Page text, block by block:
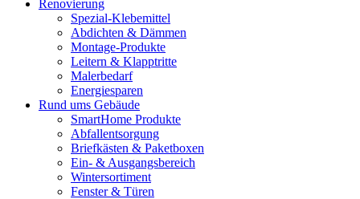
Renovierung
Spezial-Klebemittel
Abdichten & Dämmen
Montage-Produkte
Leitern & Klapptritte
Malerbedarf
Energiesparen
Rund ums Gebäude
SmartHome Produkte
Abfallentsorgung
Briefkästen & Paketboxen
Ein- & Ausgangsbereich
Wintersortiment
Fenster & Türen